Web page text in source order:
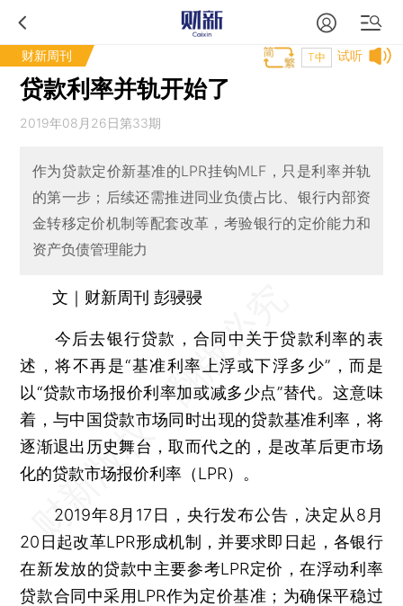
财新周刊 试听
T中
贷款利率并轨开始了
2019年08月26日第33期
作为贷款定价新基准的LPR挂钩MLF，只是利率并轨
的第一步；后续还需推进同业负债占比、银行内部资
金转移定价机制等配套改革，考验银行的定价能力和
资产负债管理能力
文｜财新周刊 彭骎骎
今后去银行贷款，合同中关于贷款利率的表
述，将不再是“基准利率上浮或下浮多少”，而是
以“贷款市场报价利率加或减多少点”替代。这意味
着，与中国贷款市场同时出现的贷款基准利率，将
逐渐退出历史舞台，取而代之的，是改革后更市场
化的贷款市场报价利率（LPR）。
2019年8月17日，央行发布公告，决定从8月
20日起改革LPR形成机制，并要求即日起，各银行
在新发放的贷款中主要参考LPR定价，在浮动利率
贷款合同中采用LPR作为定价基准；为确保平稳过